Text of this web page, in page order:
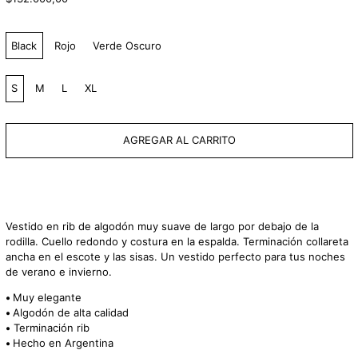
Color:
Black
Rojo Verde Oscuro
Size:
S
M L XL
AGREGAR AL CARRITO
Vestido en rib de algodón muy suave de largo por debajo de la
rodilla. Cuello redondo y costura en la espalda. Terminación collareta
ancha en el escote y las sisas. Un vestido perfecto para tus noches
de verano e invierno.
• Muy elegante
• Algodón de alta calidad
• Terminación rib
• Hecho en Argentina